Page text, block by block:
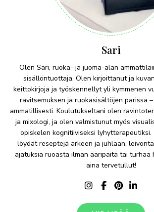
Sari
Olen Sari, ruoka- ja juoma-alan
sisällöntuottaja. Olen kirjoittanut ja
keittokirjoja ja työskennellyt yli kymmenen
ravitsemuksen ja ruokasisältöjen parissa
ammatillisesti. Koulutukseltani olen
ja mixologi, ja olen valmistunut myös
opiskelen kognitiiviseksi
löydät reseptejä arkeen ja juhlaan,
ajatuksia ruoasta ilman ääripäitä tai turhaa
aina tervetullut!